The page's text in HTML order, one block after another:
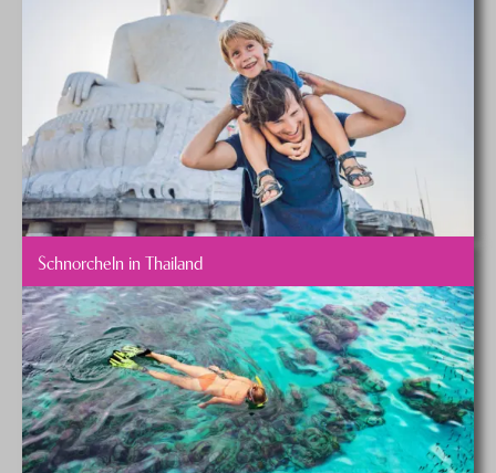
Schnorcheln in Thailand